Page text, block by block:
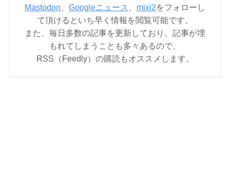
Mastodon
Googleニュース mixi2をフォローし
て頂けるといち早く情報を閲覧可能です。
また、毎日多数の記事を更新しており、記事が埋
もれてしまうことも多々あるので、
RSS（Feedly）の購読もオススメします。